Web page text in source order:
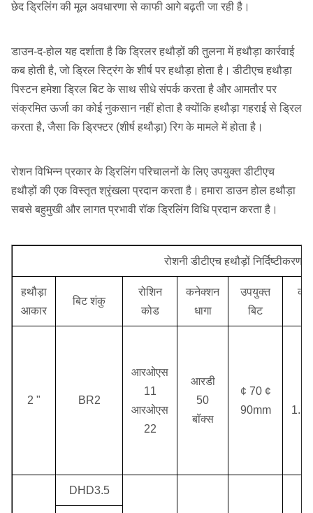
छेद ड्रिलिंग की मूल अवधारणा से काफी आगे बढ़ती जा रही है।
डाउन-द-होल यह दर्शाता है कि ड्रिलर हथौड़ों की तुलना में हथौड़ा कार्रवाई
कब होती है, जो ड्रिल स्ट्रिंग के शीर्ष पर हथौड़ा होता है। डीटीएच हथौड़ा
पिस्टन हमेशा ड्रिल बिट के साथ सीधे संपर्क करता है और आमतौर पर
संक्रमित ऊर्जा का कोई नुकसान नहीं होता है क्योंकि हथौड़ा गहराई से ड्रिल
करता है, जैसा कि ड्रिफ्टर (शीर्ष हथौड़ा) रिग के मामले में होता है।
रोशन विभिन्न प्रकार के ड्रिलिंग परिचालनों के लिए उपयुक्त डीटीएच
हथौड़ों की एक विस्तृत श्रृंखला प्रदान करता है। हमारा डाउन होल हथौड़ा
सबसे बहुमुखी और लागत प्रभावी रॉक ड्रिलिंग विधि प्रदान करता है।
रोशनी डीटीएच हथौड़ों निर्दिष्टीकरण
हथौड़ा
आकार
बिट शंकु
रोशिन
कोड
कनेक्शन
धागा
उपयुक्त
बिट
2 " BR2
आरओएस
11
आरओएस
22
आरडी
50
बॉक्स
¢ 70 ¢
90mm
DHD3.5